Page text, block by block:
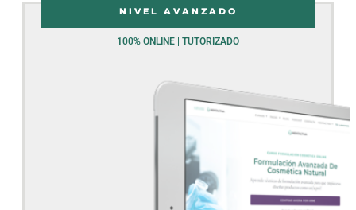
NIVEL AVANZADO
100% ONLINE | TUTORIZADO